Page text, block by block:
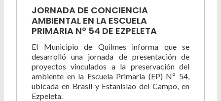
Empleo y Formación Laboral
Internacionales
JORNADA DE CONCIENCIA
AMBIENTAL EN LA ESCUELA
PRIMARIA Nº 54 DE EZPELETA
El Municipio de Quilmes informa que se
desarrolló una jornada de presentación de
proyectos vinculados a la preservación del
ambiente en la Escuela Primaria (EP) Nº 54,
ubicada en Brasil y Estanislao del Campo, en
Ezpeleta.